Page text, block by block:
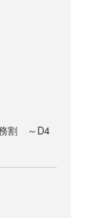
務割 ～D4